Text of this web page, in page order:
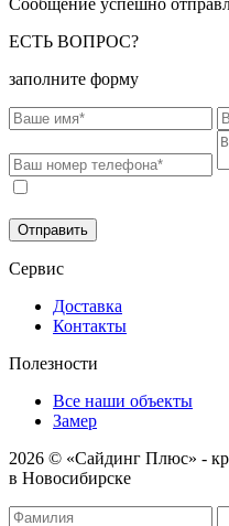
ЕСТЬ ВОПРОС?
заполните форму
Отправить
Сервис
Доставка
Контакты
Полезности
Все наши объекты
Замер
2026 © «Сайдинг Плюс» -
в Новосибирске